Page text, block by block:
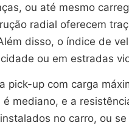
ou até mesmo
radial oferecem
disso, o índice de
ou em estradas
up com carga
mediano, e a
no carro, ou